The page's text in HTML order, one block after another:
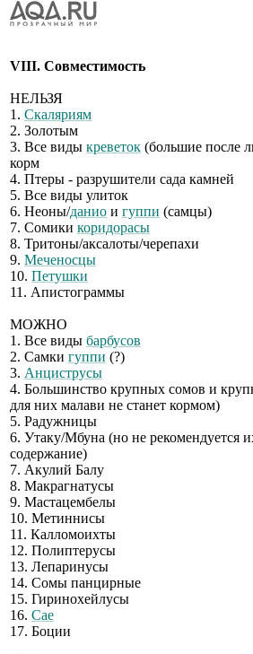
VIII. Совместимость
НЕЛЬЗЯ
1. Скаляриям
2. Золотым
3. Все виды креветок (большие после
корм
4. Птеры - разрушители сада камней
5. Все виды улиток
6. Неоны/данио и гуппи (самцы)
7. Сомики коридорасы
8. Тритоны/аксалоты/черепахи
9. Меченосцы
10. Петушки
11. Апистограммы
МОЖНО
1. Все виды барбусов
2. Самки гуппи (?)
3. Анциструсы
4. Большинство крупных сомов и
для них малави не станет кормом)
5. Радужницы
6. Утаку/Мбуна (но не рекомендуется
содержание)
7. Акулий Балу
8. Макрагнатусы
9. Мастацембелы
10. Метиннисы
11. Калломоихты
12. Полиптерусы
13. Лепаринусы
14. Сомы панцирные
15. Гиринохейлусы
16. Сае
17. Боции